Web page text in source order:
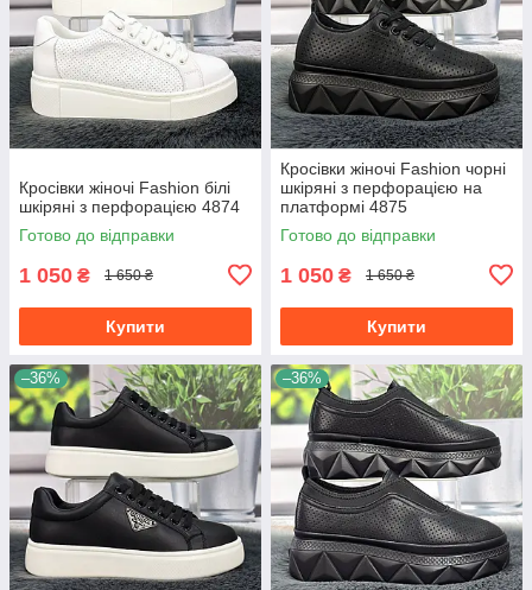
Кросівки жіночі Fashion білі
шкіряні з перфорацією 4874
Готово до відправки
1 050 ₴ 1 650 ₴
Купити
Кросівки жіночі Fashion чорні
шкіряні з перфорацією на
платформі 4875
Готово до відправки
1 050 ₴ 1 650 ₴
Купити
–36% –36%